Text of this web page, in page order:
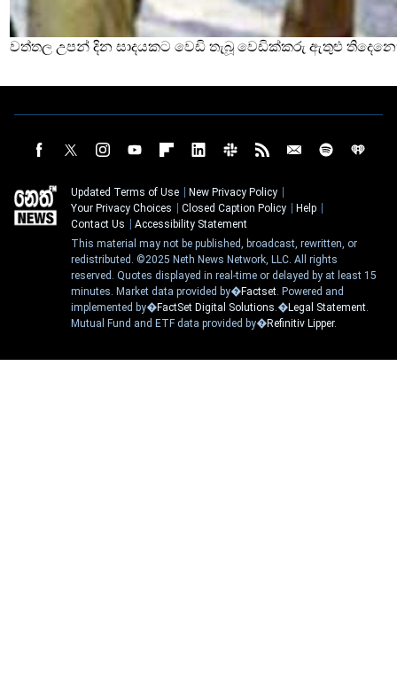
වත්තල උපන් දින සාදයකට වෙඩි තැබූ වෙඩික්කරු ඇතුළු
Updated Terms of Use
New Privacy Policy
Your Privacy Choices
Closed Caption Policy
Help
Contact Us
Accessibility Statement
This material may not be published, broadcast, rewritten, or
redistributed. ©2025 Neth News Network, LLC. All rights
reserved. Quotes displayed in real-time or delayed by at least 15
minutes. Market data provided by�Factset . Powered and
implemented by�FactSet Digital Solutions .�Legal Statement
Mutual Fund and ETF data provided by�Refinitiv Lipper.